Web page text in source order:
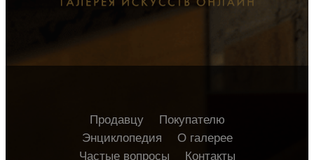
Продавцу
Покупателю
Энциклопедия
О галерее
Частые вопросы
Контакты